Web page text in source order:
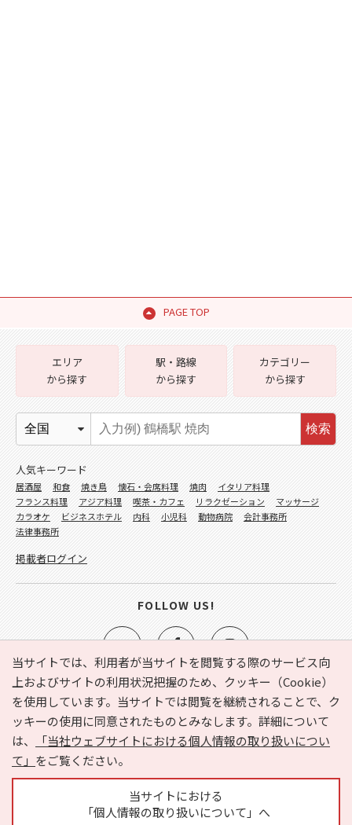
PAGE TOP
当サイトでは、利用者が当サイトを閲覧する際のサービス向
上およびサイトの利用状況把握のため、クッキー（Cookie）
を使用しています。当サイトでは閲覧を継続されることで、ク
ッキーの使用に同意されたものとみなします。詳細について
は、
「当社ウェブサイトにおける個人情報の取り扱いについ
て」 をご覧ください。
当サイトにおける
「個人情報の取り扱いについて」へ
e-NAVITA（イーナビタ）とは？ お気に入り
ヘルプ
利用規約
個人情報の取り扱いについて
運営会社
サイトマップ
広告掲載に関するお問い合わせ
エリア
から探す
駅・路線
から探す
カテゴリー
から探す
検索
人気キーワード
居酒屋 和食 焼き鳥 懐石・会席料理 焼肉
イタリア料理
フランス料理
アジア料理 喫茶・カフェ リラクゼーション
マッサージ
カラオケ
ビジネスホテル 内科 小児科 動物病院
会計事務所
法律事務所
掲載者ログイン
FOLLOW US!